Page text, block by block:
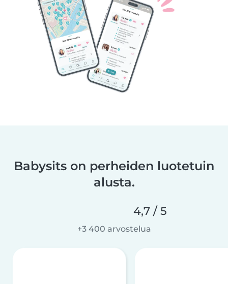
Babysits on perheiden luotetuin
alusta.
4,7 / 5
+3 400 arvostelua